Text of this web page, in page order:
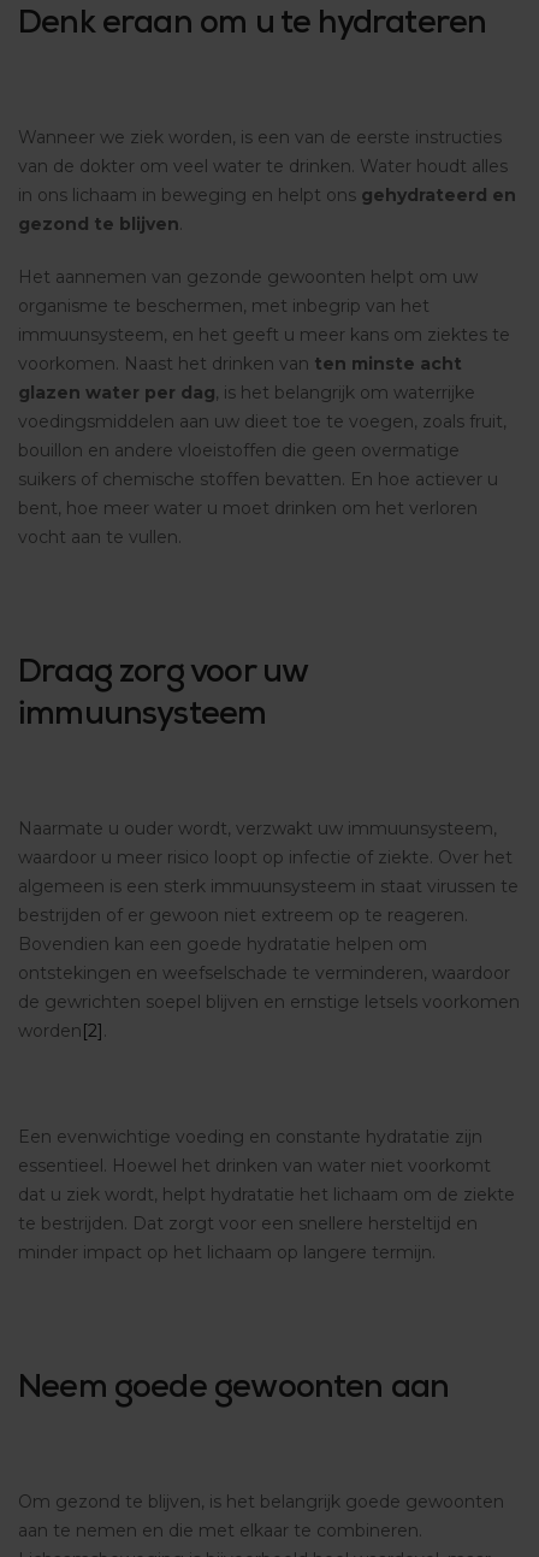
Denk eraan om u te hydrateren
Wanneer we ziek worden, is een van de eerste instructies
van de dokter om veel water te drinken. Water houdt alles
in ons lichaam in beweging en helpt ons gehydrateerd en
gezond te blijven.
Het aannemen van gezonde gewoonten helpt om uw
organisme te beschermen, met inbegrip van het
immuunsysteem, en het geeft u meer kans om ziektes te
voorkomen. Naast het drinken van ten minste acht
glazen water per dag, is het belangrijk om waterrijke
voedingsmiddelen aan uw dieet toe te voegen, zoals fruit,
bouillon en andere vloeistoffen die geen overmatige
suikers of chemische stoffen bevatten. En hoe actiever u
bent, hoe meer water u moet drinken om het verloren
vocht aan te vullen.
Draag zorg voor uw
immuunsysteem
Naarmate u ouder wordt, verzwakt uw immuunsysteem,
waardoor u meer risico loopt op infectie of ziekte. Over het
algemeen is een sterk immuunsysteem in staat virussen te
bestrijden of er gewoon niet extreem op te reageren.
Bovendien kan een goede hydratatie helpen om
ontstekingen en weefselschade te verminderen, waardoor
de gewrichten soepel blijven en ernstige letsels voorkomen
worden[2].
Een evenwichtige voeding en constante hydratatie zijn
essentieel. Hoewel het drinken van water niet voorkomt
dat u ziek wordt, helpt hydratatie het lichaam om de ziekte
te bestrijden. Dat zorgt voor een snellere hersteltijd en
minder impact op het lichaam op langere termijn.
Neem goede gewoonten aan
Om gezond te blijven, is het belangrijk goede gewoonten
aan te nemen en die met elkaar te combineren.